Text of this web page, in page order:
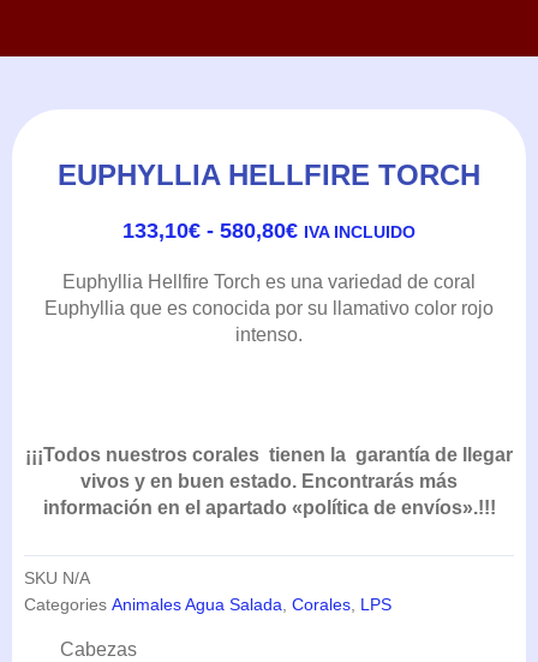
EUPHYLLIA HELLFIRE TORCH
133,10€ - 580,80€DE
DESDE
133,10€
HASTA
IVA INCLUIDO
Euphyllia Hellfire Torch es una variedad de coral
Euphyllia que es conocida por su llamativo color rojo
intenso.
¡¡¡Todos nuestros corales tienen la garantía de llegar
vivos y en buen estado. Encontrarás más
información en el apartado «política de envíos».!!!
SKU N/A
Categories Animales Agua Salada Corales LPS
Cabezas
Euphyllia